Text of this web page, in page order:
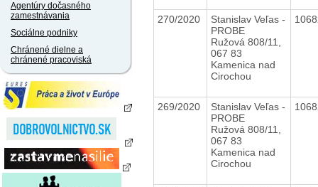
Agentúry dočasného
zamestnávania
Sociálne podniky
Chránené dielne a
chránené pracoviská
270/2020
Stanislav Veľas -
PROBE
Ružová 808/11,
067 83
Kamenica nad
Cirochou
269/2020
Stanislav Veľas -
PROBE
Ružová 808/11,
067 83
Kamenica nad
Cirochou